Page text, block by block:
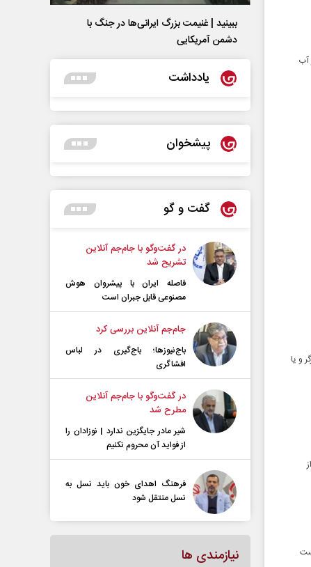
آب
و یا
از ۲۵ نفر از
ببینید | غنیمت بزرگ ایرانی‌ها در جنگ با
دشمن آمریکایی
یادداشت
پیشخوان
گفت و گو
در گفت‌و‌گو با جام‌جم آنلاین
تشریح شد
فاصله ایران با پیشرو‌ان هوش
مصنوعی قابل جبران است
جام‌جم آنلاین بررسی کرد
باج‌نیوزها؛ باج‌گیری در لباس
افشاگری
در گفت‌و‌گو با جام‌جم آنلاین
مطرح شد
شیر مادر جایگزین ندارد | نوزادان را
از فواید آن محروم نکنیم
فرهنگ اهدای خون باید نسل به
نسل منتقل شود
نیازمندی ها